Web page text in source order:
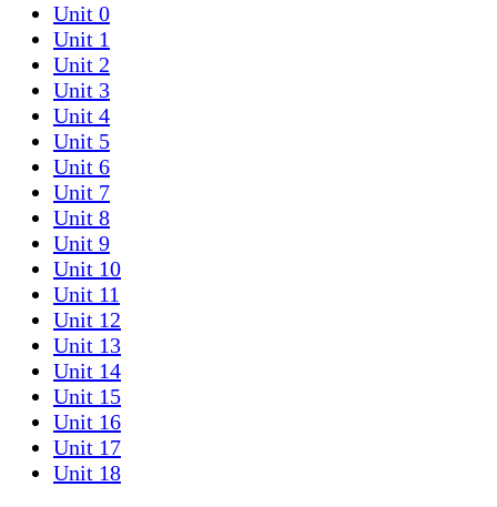
Unit 0
Unit 1
Unit 2
Unit 3
Unit 4
Unit 5
Unit 6
Unit 7
Unit 8
Unit 9
Unit 10
Unit 11
Unit 12
Unit 13
Unit 14
Unit 15
Unit 16
Unit 17
Unit 18